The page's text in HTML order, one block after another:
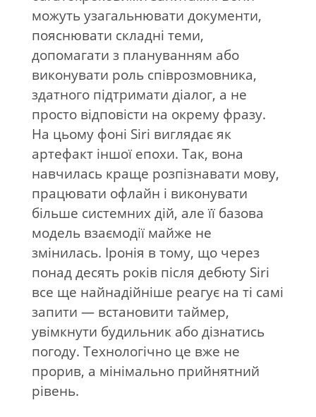
можуть узагальнювати документи,
пояснювати складні теми,
допомагати з плануванням або
виконувати роль співрозмовника,
здатного підтримати діалог, а не
просто відповісти на окрему фразу.
На цьому фоні Siri виглядає як
артефакт іншої епохи. Так, вона
навчилась краще розпізнавати мову,
працювати офлайн і виконувати
більше системних дій, але її базова
модель взаємодії майже не
змінилась. Іронія в тому, що через
понад десять років після дебюту Siri
все ще найнадійніше реагує на ті самі
запити — встановити таймер,
увімкнути будильник або дізнатись
погоду. Технологічно це вже не
прорив, а мінімально прийнятний
рівень.